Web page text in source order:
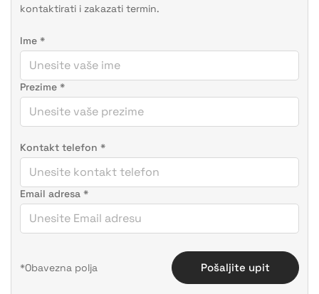
kontaktirati i zakazati termin.
Ime *
Prezime *
Kontakt telefon *
Email adresa *
Pošaljite upit